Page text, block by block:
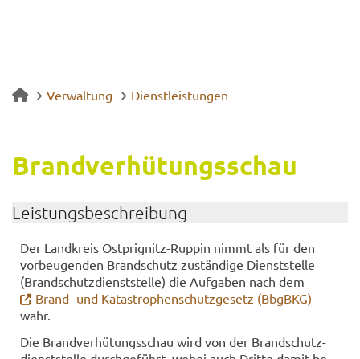
Verwaltung Dienstleistungen
Brand­ver­hü­tungs­schau
Leis­tungs­be­schrei­bung
Der Land­kreis Ostprignitz-​Ruppin nimmt als für den
vor­beu­gen­den Brand­schutz zu­stän­di­ge Dienst­stel­le
(Brand­schutz­dienst­stel­le) die Auf­ga­ben nach dem
Brand-​ und Ka­ta­stro­phen­schutz­ge­setz (BbgB­KG)
wahr.
Die Brand­ver­hü­tungs­schau wird von der Brand­schutz­